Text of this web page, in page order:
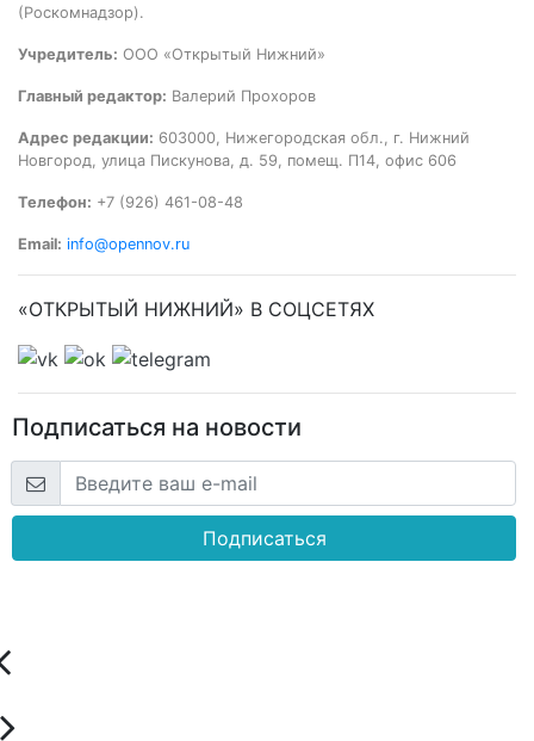
(Роскомнадзор).
Учредитель: ООО «Открытый Нижний»
Главный редактор: Валерий Прохоров
Адрес редакции: 603000, Нижегородская обл., г. Нижний
Новгород, улица Пискунова, д. 59, помещ. П14, офис 606
Телефон: +7 (926) 461-08-48
Email: info@opennov.ru
«ОТКРЫТЫЙ НИЖНИЙ» В СОЦСЕТЯХ
Подписаться на новости
Подписаться